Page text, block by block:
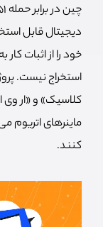
دیجیتال قابل
خود را از اثبات
استخراج نیست.
کلاسیک» و «ار وی
ماینرهای اتریوم
کنند.